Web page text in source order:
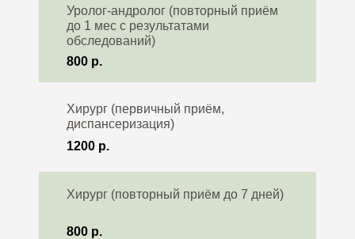
800 р.
Уролог-андролог (повторный приём
до 1 мес с результатами
обследований)
Хирург (первичный приём,
диспансеризация)
1200 р.
800 р.
Хирург (повторный приём до 7 дней)